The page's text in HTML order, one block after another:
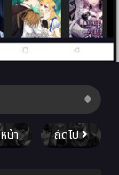
น้า ถัดไป